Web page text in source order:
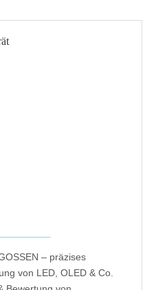
– präzises
von LED, OLED & Co.